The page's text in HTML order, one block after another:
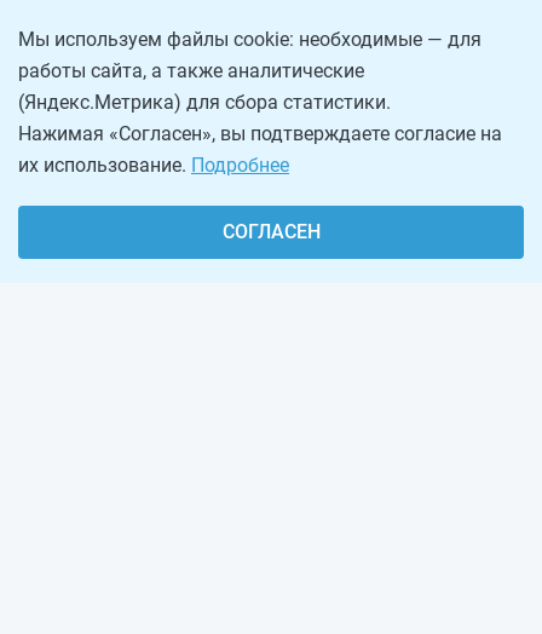
Мы используем файлы cookie: необходимые — для
работы сайта, а также аналитические
(Яндекс.Метрика) для сбора статистики.
Нажимая «Согласен», вы подтверждаете согласие на
их использование. Подробнее
СОГЛАСЕН